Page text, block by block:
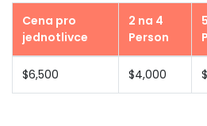
Cena pro
jednotlivce
2 na 4
Person
$6,500 $4,000